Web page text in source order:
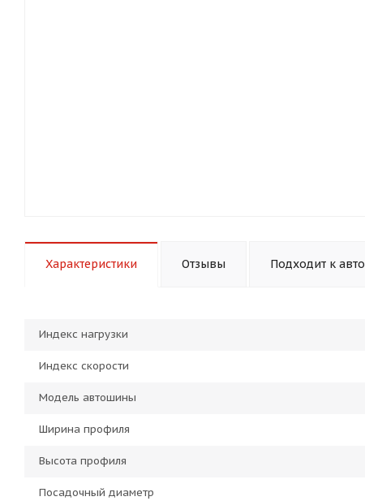
Характеристики Отзывы Подходит к авто
Индекс нагрузки
Индекс скорости
Модель автошины
Ширина профиля
Высота профиля
Посадочный диаметр